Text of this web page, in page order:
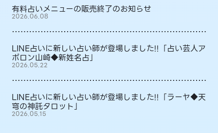
有料占いメニューの販売終了のお知らせ
2026.06.08
LINE占いに新しい占い師が登場しました!!「占い芸人ア
ポロン山崎◆新姓名占」
2026.05.22
LINE占いに新しい占い師が登場しました!!「ラーヤ◆天
穹の神託タロット」
2026.05.15